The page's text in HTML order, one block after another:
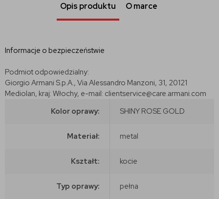
Opis produktu O marce
Informacje o bezpieczeństwie
Podmiot odpowiedzialny:
Giorgio Armani S.p.A., Via Alessandro Manzoni, 31, 20121
Mediolan, kraj: Włochy, e-mail: clientservice@care.armani.com
Kolor oprawy:
SHINY ROSE GOLD
Materiał: metal
Kształt: kocie
Typ oprawy: pełna